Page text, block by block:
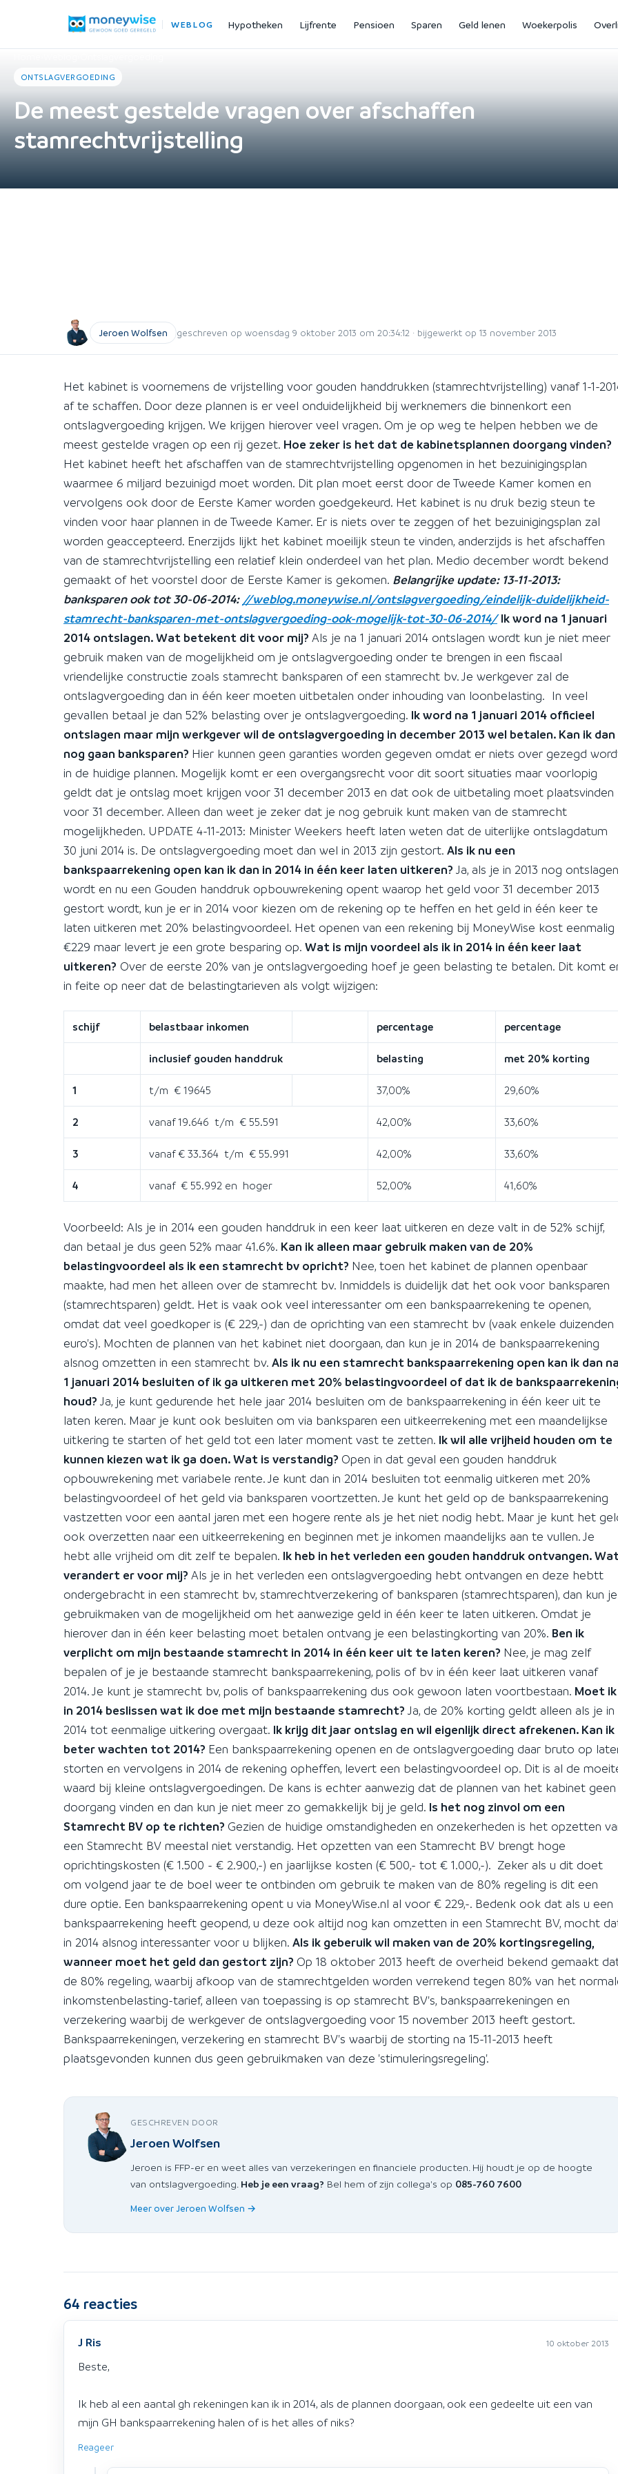
WEBLOG Hypotheken Lijfrente Pensioen Sparen Geld lenen Woekerpolis
ONTSLAGVERGOEDING
De meest gestelde vragen over afschaffen
stamrechtvrijstelling
Jeroen Wolfsen geschreven op woensdag 9 oktober 2013 om 20:34:12 · bijgewerkt op 13 november 2013
Het kabinet is voornemens de vrijstelling voor gouden handdrukken (stamrechtvrijstelling) vanaf 1-1-
af te schaffen. Door deze plannen is er veel onduidelijkheid bij werknemers die binnenkort een
ontslagvergoeding krijgen. We krijgen hierover veel vragen. Om je op weg te helpen hebben we de
meest gestelde vragen op een rij gezet. Hoe zeker is het dat de kabinetsplannen doorgang vinden?
Het kabinet heeft het afschaffen van de stamrechtvrijstelling opgenomen in het bezuinigingsplan
waarmee 6 miljard bezuinigd moet worden. Dit plan moet eerst door de Tweede Kamer komen en
vervolgens ook door de Eerste Kamer worden goedgekeurd. Het kabinet is nu druk bezig steun te
vinden voor haar plannen in de Tweede Kamer. Er is niets over te zeggen of het bezuinigingsplan zal
worden geaccepteerd. Enerzijds lijkt het kabinet moeilijk steun te vinden, anderzijds is het afschaffen
van de stamrechtvrijstelling een relatief klein onderdeel van het plan. Medio december wordt bekend
gemaakt of het voorstel door de Eerste Kamer is gekomen. Belangrijke update: 13-11-2013:
banksparen ook tot 30-06-2014: //weblog.moneywise.nl/ontslagvergoeding/eindelijk-duidelijkheid-
stamrecht-banksparen-met-ontslagvergoeding-ook-mogelijk-tot-30-06-2014/ Ik word na 1 januari
2014 ontslagen. Wat betekent dit voor mij? Als je na 1 januari 2014 ontslagen wordt kun je niet meer
gebruik maken van de mogelijkheid om je ontslagvergoeding onder te brengen in een fiscaal
vriendelijke constructie zoals stamrecht banksparen of een stamrecht bv. Je werkgever zal de
ontslagvergoeding dan in één keer moeten uitbetalen onder inhouding van loonbelasting. In veel
gevallen betaal je dan 52% belasting over je ontslagvergoeding. Ik word na 1 januari 2014 officieel
ontslagen maar mijn werkgever wil de ontslagvergoeding in december 2013 wel betalen. Kan ik dan
nog gaan banksparen? Hier kunnen geen garanties worden gegeven omdat er niets over gezegd
in de huidige plannen. Mogelijk komt er een overgangsrecht voor dit soort situaties maar voorlopig
geldt dat je ontslag moet krijgen voor 31 december 2013 en dat ook de uitbetaling moet plaatsvinden
voor 31 december. Alleen dan weet je zeker dat je nog gebruik kunt maken van de stamrecht
mogelijkheden. UPDATE 4-11-2013: Minister Weekers heeft laten weten dat de uiterlijke ontslagdatum
30 juni 2014 is. De ontslagvergoeding moet dan wel in 2013 zijn gestort. Als ik nu een
bankspaarrekening open kan ik dan in 2014 in één keer laten uitkeren? Ja, als je in 2013 nog ontslagen
wordt en nu een Gouden handdruk opbouwrekening opent waarop het geld voor 31 december 2013
gestort wordt, kun je er in 2014 voor kiezen om de rekening op te heffen en het geld in één keer te
laten uitkeren met 20% belastingvoordeel. Het openen van een rekening bij MoneyWise kost eenmalig
€229 maar levert je een grote besparing op. Wat is mijn voordeel als ik in 2014 in één keer laat
uitkeren? Over de eerste 20% van je ontslagvergoeding hoef je geen belasting te betalen. Dit komt
in feite op neer dat de belastingtarieven als volgt wijzigen:
schijf belastbaar inkomen percentage percentage
inclusief gouden handdruk belasting met 20% korting
1 t/m € 19645 37,00% 29,60%
2 vanaf 19.646 t/m € 55.591 42,00% 33,60%
3 vanaf € 33.364 t/m € 55.991 42,00% 33,60%
4 vanaf € 55.992 en hoger 52,00% 41,60%
Voorbeeld: Als je in 2014 een gouden handdruk in een keer laat uitkeren en deze valt in de 52% schijf,
dan betaal je dus geen 52% maar 41.6%. Kan ik alleen maar gebruik maken van de 20%
belastingvoordeel als ik een stamrecht bv opricht? Nee, toen het kabinet de plannen openbaar
maakte, had men het alleen over de stamrecht bv. Inmiddels is duidelijk dat het ook voor banksparen
(stamrechtsparen) geldt. Het is vaak ook veel interessanter om een bankspaarrekening te openen,
omdat dat veel goedkoper is (€ 229,-) dan de oprichting van een stamrecht bv (vaak enkele duizenden
euro's). Mochten de plannen van het kabinet niet doorgaan, dan kun je in 2014 de bankspaarrekening
alsnog omzetten in een stamrecht bv. Als ik nu een stamrecht bankspaarrekening open kan ik dan na
1 januari 2014 besluiten of ik ga uitkeren met 20% belastingvoordeel of dat ik de
houd? Ja, je kunt gedurende het hele jaar 2014 besluiten om de bankspaarrekening in één keer uit te
laten keren. Maar je kunt ook besluiten om via banksparen een uitkeerrekening met een maandelijkse
uitkering te starten of het geld tot een later moment vast te zetten. Ik wil alle vrijheid houden om te
kunnen kiezen wat ik ga doen. Wat is verstandig? Open in dat geval een gouden handdruk
opbouwrekening met variabele rente. Je kunt dan in 2014 besluiten tot eenmalig uitkeren met 20%
belastingvoordeel of het geld via banksparen voortzetten. Je kunt het geld op de bankspaarrekening
vastzetten voor een aantal jaren met een hogere rente als je het niet nodig hebt. Maar je kunt het
ook overzetten naar een uitkeerrekening en beginnen met je inkomen maandelijks aan te vullen. Je
hebt alle vrijheid om dit zelf te bepalen. Ik heb in het verleden een gouden handdruk ontvangen.
verandert er voor mij? Als je in het verleden een ontslagvergoeding hebt ontvangen en deze hebtt
ondergebracht in een stamrecht bv, stamrechtverzekering of banksparen (stamrechtsparen), dan kun je
gebruikmaken van de mogelijkheid om het aanwezige geld in één keer te laten uitkeren. Omdat je
hierover dan in één keer belasting moet betalen ontvang je een belastingkorting van 20%. Ben ik
verplicht om mijn bestaande stamrecht in 2014 in één keer uit te laten keren? Nee, je mag zelf
bepalen of je je bestaande stamrecht bankspaarrekening, polis of bv in één keer laat uitkeren vanaf
2014. Je kunt je stamrecht bv, polis of bankspaarrekening dus ook gewoon laten voortbestaan. Moet ik
in 2014 beslissen wat ik doe met mijn bestaande stamrecht? Ja, de 20% korting geldt alleen als je in
2014 tot eenmalige uitkering overgaat. Ik krijg dit jaar ontslag en wil eigenlijk direct afrekenen. Kan ik
beter wachten tot 2014? Een bankspaarrekening openen en de ontslagvergoeding daar bruto op
storten en vervolgens in 2014 de rekening opheffen, levert een belastingvoordeel op. Dit is al de
waard bij kleine ontslagvergoedingen. De kans is echter aanwezig dat de plannen van het kabinet geen
doorgang vinden en dan kun je niet meer zo gemakkelijk bij je geld. Is het nog zinvol om een
Stamrecht BV op te richten? Gezien de huidige omstandigheden en onzekerheden is het opzetten
een Stamrecht BV meestal niet verstandig. Het opzetten van een Stamrecht BV brengt hoge
oprichtingskosten (€ 1.500 - € 2.900,-) en jaarlijkse kosten (€ 500,- tot € 1.000,-). Zeker als u dit doet
om volgend jaar te de boel weer te ontbinden om gebruik te maken van de 80% regeling is dit een
dure optie. Een bankspaarrekening opent u via MoneyWise.nl al voor € 229,-. Bedenk ook dat als u een
bankspaarrekening heeft geopend, u deze ook altijd nog kan omzetten in een Stamrecht BV, mocht
in 2014 alsnog interessanter voor u blijken. Als ik geberuik wil maken van de 20% kortingsregeling,
wanneer moet het geld dan gestort zijn? Op 18 oktober 2013 heeft de overheid bekend gemaakt
de 80% regeling, waarbij afkoop van de stamrechtgelden worden verrekend tegen 80% van het
inkomstenbelasting-tarief, alleen van toepassing is op stamrecht BV's, bankspaarrekeningen en
verzekering waarbij de werkgever de ontslagvergoeding voor 15 november 2013 heeft gestort.
Bankspaarrekeningen, verzekering en stamrecht BV's waarbij de storting na 15-11-2013 heeft
plaatsgevonden kunnen dus geen gebruikmaken van deze 'stimuleringsregeling'.
GESCHREVEN DOOR
Jeroen Wolfsen
Jeroen is FFP-er en weet alles van verzekeringen en financiele producten. Hij houdt je op de hoogte
van ontslagvergoeding. Heb je een vraag? Bel hem of zijn collega's op 085-760 7600
Meer over Jeroen Wolfsen →
64 reacties
J Ris 10 oktober 2013
Beste,
Ik heb al een aantal gh rekeningen kan ik in 2014, als de plannen doorgaan, ook een gedeelte uit een van
mijn GH bankspaarrekening halen of is het alles of niks?
Reageer